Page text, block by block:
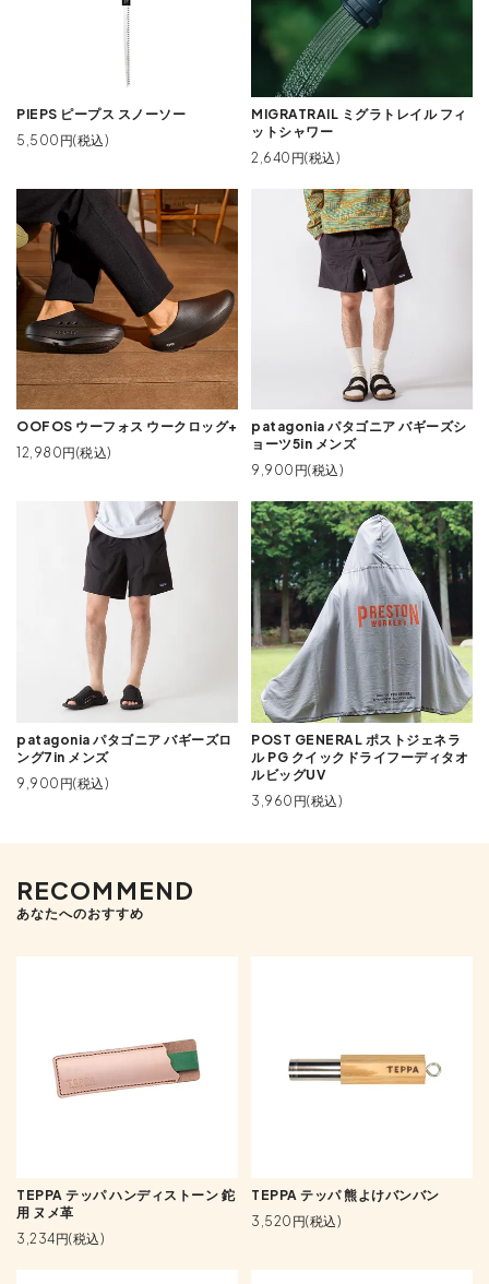
PIEPS ピープス スノーソー
5,500円(税込)
MIGRATRAIL ミグラトレイル フィ
ットシャワー
2,640円(税込)
OOFOS ウーフォス ウークロッグ+
12,980円(税込)
patagonia パタゴニア バギーズシ
ョーツ5in メンズ
9,900円(税込)
patagonia パタゴニア バギーズロ
ング7in メンズ
9,900円(税込)
POST GENERAL ポストジェネラ
ル PG クイックドライフーディタオ
ルビッグUV
3,960円(税込)
RECOMMEND
あなたへのおすすめ
TEPPA テッパ ハンディストーン 鉈
用 ヌメ革
3,234円(税込)
TEPPA テッパ 熊よけバンバン
3,520円(税込)